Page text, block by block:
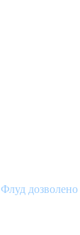
Флуд дозволено